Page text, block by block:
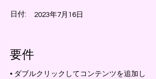
日付: 2023年7月16日
要件
• ダブルクリックしてコンテンツを追加し